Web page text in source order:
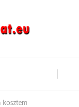
kosztem